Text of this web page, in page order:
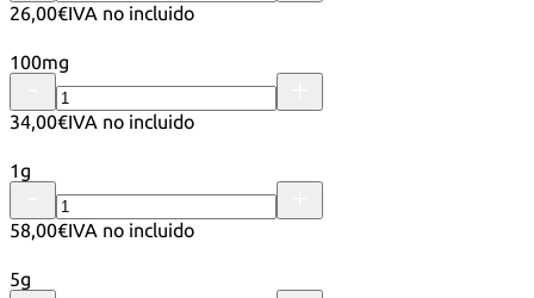
26,00€IVA no incluido
100mg
34,00€IVA no incluido
1g
58,00€IVA no incluido
5g